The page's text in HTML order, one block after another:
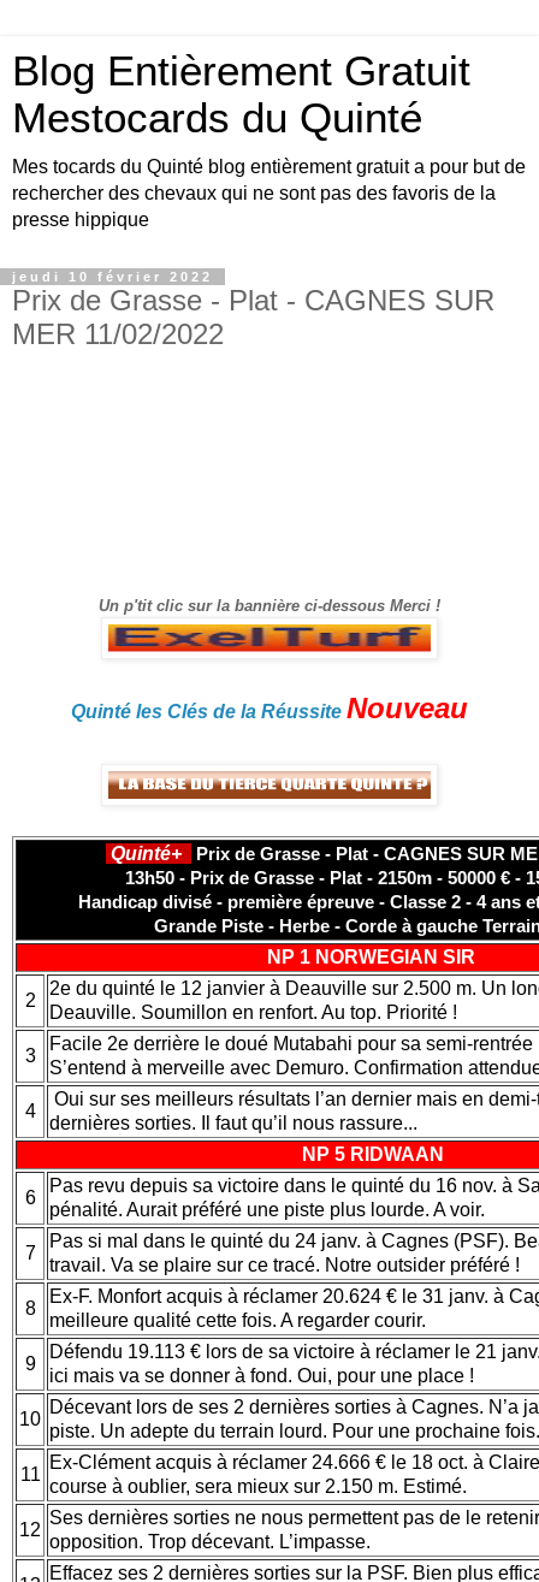
Blog Entièrement Gratuit
Mestocards du Quinté
Mes tocards du Quinté blog entièrement gratuit a pour but de
rechercher des chevaux qui ne sont pas des favoris de la
presse hippique
jeudi 10 février 2022
Prix de Grasse - Plat - CAGNES SUR
MER 11/02/2022
Un p'tit clic sur la bannière ci-dessous Merci !
Quinté les Clés de la Réussite Nouveau
Quinté+
Prix de Grasse - Plat - CAGNES SUR
13h50 - Prix de Grasse - Plat - 2150m - 50000 € -
Handicap divisé - première épreuve - Classe 2 - 4 ans
Grande Piste - Herbe - Corde à gauche
NP 1 NORWEGIAN SIR
2
2e du quinté le 12 janvier à Deauville sur 2.500 m. Un
Deauville. Soumillon en renfort. Au top. Priorité !
3
Facile 2e derrière le doué Mutabahi pour sa semi-
S’entend à merveille avec Demuro. Confirmation
4
Oui sur ses meilleurs résultats l’an dernier mais en
dernières sorties. Il faut qu’il nous rassure...
NP 5 RIDWAAN
6
Pas revu depuis sa victoire dans le quinté du 16 nov. à
pénalité. Aurait préféré une piste plus lourde. A voir.
7
Pas si mal dans le quinté du 24 janv. à Cagnes (PSF).
travail. Va se plaire sur ce tracé. Notre outsider préféré !
8
Ex-F. Monfort acquis à réclamer 20.624 € le 31 janv. à
meilleure qualité cette fois. A regarder courir.
9
Défendu 19.113 € lors de sa victoire à réclamer le 21
ici mais va se donner à fond. Oui, pour une place !
10
Décevant lors de ses 2 dernières sorties à Cagnes. N’a
piste. Un adepte du terrain lourd. Pour une prochaine
11
Ex-Clément acquis à réclamer 24.666 € le 18 oct. à
course à oublier, sera mieux sur 2.150 m. Estimé.
12
Ses dernières sorties ne nous permettent pas de le
opposition. Trop décevant. L’impasse.
Effacez ses 2 dernières sorties sur la PSF. Bien plus